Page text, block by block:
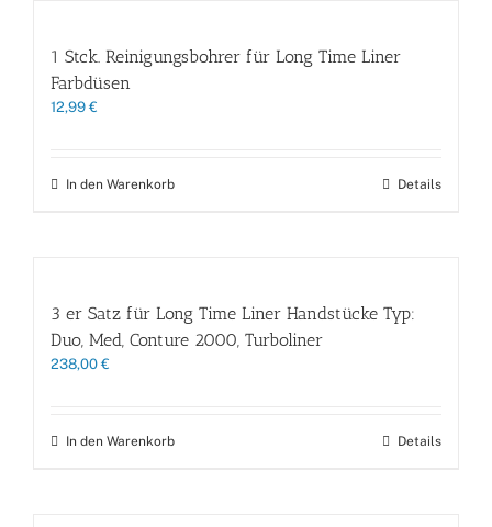
1 Stck. Reinigungsbohrer für Long Time Liner
Farbdüsen
12,99 €
In den Warenkorb Details
3 er Satz für Long Time Liner Handstücke Typ:
Duo, Med, Conture 2000, Turboliner
238,00 €
In den Warenkorb Details